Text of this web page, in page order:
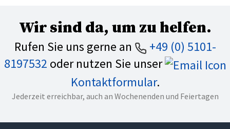
Wir sind da, um zu helfen.
Rufen Sie uns gerne an
+49 (0) 5101-
8197532 oder nutzen Sie unser
Kontaktformular.
Jederzeit erreichbar, auch an Wochenenden und Feiertagen